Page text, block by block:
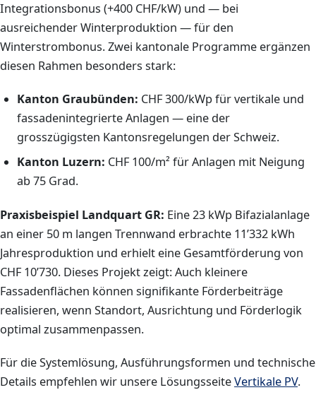
Integrationsbonus (+400 CHF/kW) und — bei
ausreichender Winterproduktion — für den
Winterstrombonus. Zwei kantonale Programme ergänzen
diesen Rahmen besonders stark:
Kanton Graubünden: CHF 300/kWp für vertikale und
fassadenintegrierte Anlagen — eine der
grosszügigsten Kantonsregelungen der Schweiz.
Kanton Luzern: CHF 100/m² für Anlagen mit Neigung
ab 75 Grad.
Praxisbeispiel Landquart GR: Eine 23 kWp Bifazialanlage
an einer 50 m langen Trennwand erbrachte 11’332 kWh
Jahresproduktion und erhielt eine Gesamtförderung von
CHF 10’730. Dieses Projekt zeigt: Auch kleinere
Fassadenflächen können signifikante Förderbeiträge
realisieren, wenn Standort, Ausrichtung und Förderlogik
optimal zusammenpassen.
Für die Systemlösung, Ausführungsformen und technische
Details empfehlen wir unsere LösungsseiteVertikale PV.